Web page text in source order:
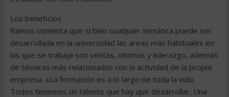
Los beneficios
Ramos comenta que si bien cualquier temática puede ser
desarrollada en la universidad las áreas más habituales en
las que se trabaja son ventas, idiomas y liderazgo, además
de técnicas más relacionadas con la actividad de la propia
empresa. «La formación es a lo largo de toda la vida.
Todos tenemos un talento que hay que desarrollar. Una